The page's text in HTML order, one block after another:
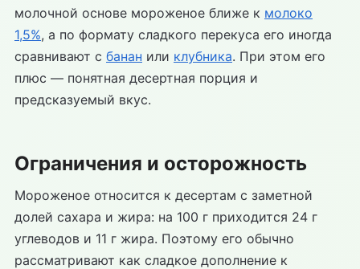
молочной основе мороженое ближе к молоко
1,5%, а по формату сладкого перекуса его иногда
сравнивают с банан или клубника. При этом его
плюс — понятная десертная порция и
предсказуемый вкус.
Ограничения и осторожность
Мороженое относится к десертам с заметной
долей сахара и жира: на 100 г приходится 24 г
углеводов и 11 г жира. Поэтому его обычно
рассматривают как сладкое дополнение к